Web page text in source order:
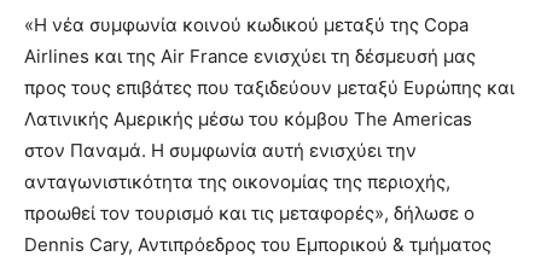
«Η νέα συμφωνία κοινού κωδικού μεταξύ της Copa
Airlines και της Air France ενισχύει τη δέσμευσή μας
προς τους επιβάτες που ταξιδεύουν μεταξύ Ευρώπης και
Λατινικής Αμερικής μέσω του κόμβου The Americas
στον Παναμά. Η συμφωνία αυτή ενισχύει την
ανταγωνιστικότητα της οικονομίας της περιοχής,
προωθεί τον τουρισμό και τις μεταφορές», δήλωσε ο
Dennis Cary, Αντιπρόεδρος του Εμπορικού & τμήματος